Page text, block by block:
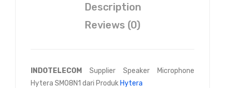
Description
Reviews (0)
INDOTELECOM Supplier Speaker Microphone
Hytera SM08N1 dari Produk Hytera